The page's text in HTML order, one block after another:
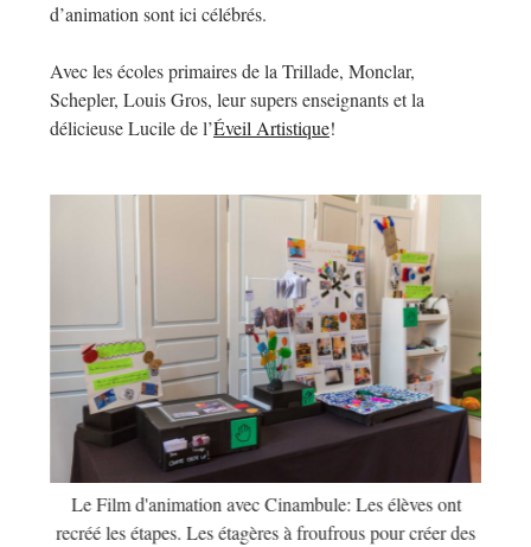
d’animation sont ici célébrés.
Avec les écoles primaires de la Trillade, Monclar,
Schepler, Louis Gros, leur supers enseignants et la
délicieuse Lucile de l’Éveil Artistique!
Le Film d'animation avec Cinambule: Les élèves ont
recréé les étapes. Les étagères à froufrous pour créer des